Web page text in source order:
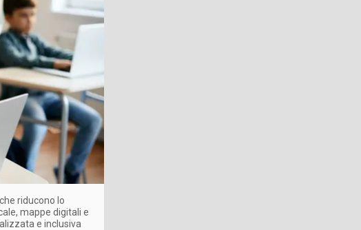
riducono lo
mappe digitali e
e inclusiva